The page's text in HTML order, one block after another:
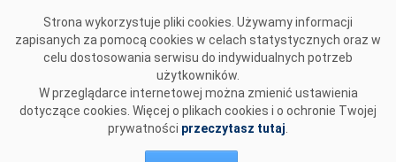
Strona wykorzystuje pliki cookies. Używamy informacji
zapisanych za pomocą cookies w celach statystycznych oraz w
celu dostosowania serwisu do indywidualnych potrzeb
użytkowników.
W przeglądarce internetowej można zmienić ustawienia
dotyczące cookies. Więcej o plikach cookies i o ochronie Twojej
prywatności przeczytasz tutaj